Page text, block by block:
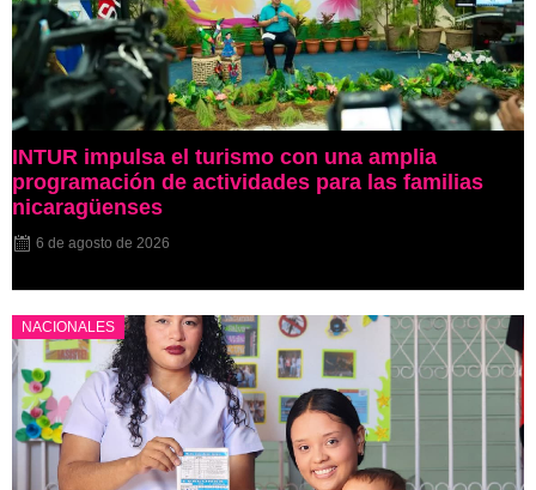
INTUR impulsa el turismo con una amplia
programación de actividades para las familias
nicaragüenses
6 de agosto de 2026
NACIONALES